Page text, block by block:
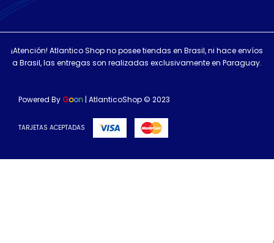
¡Atención! Atlantico Shop no posee tiendas en Brasil, ni hace envíos
a Brasil, las entregas son realizadas exclusivamente en Paraguay.
Powered By Goon | AtlanticoShop © 2023
TARJETAS ACEPTADAS